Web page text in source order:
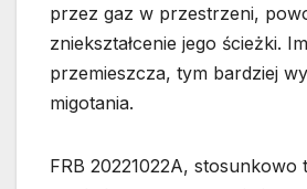
przez gaz w przestrzeni,
zniekształcenie jego ścieżki.
przemieszcza, tym bardziej
migotania.
FRB 20221022A, stosunkowo